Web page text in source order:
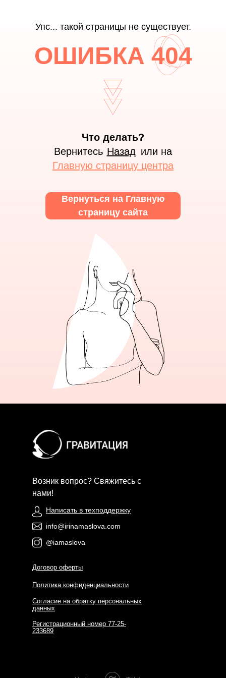
Упс... такой страницы не существует.
ОШИБКА 404
Что делать?
Вернитесь⠀⠀⠀⠀⠀или на
Главную страницу центра
Вернуться на Главную
страницу сайта
Назад
Возник вопрос? Свяжитесь с
нами!
Написать в техподдержку
info@irinamaslova.com
@iamaslova
Договор оферты
Политика конфиденциальности
Согласие на обратку персональных
данных
Регистрационный номер 77-25-
233689